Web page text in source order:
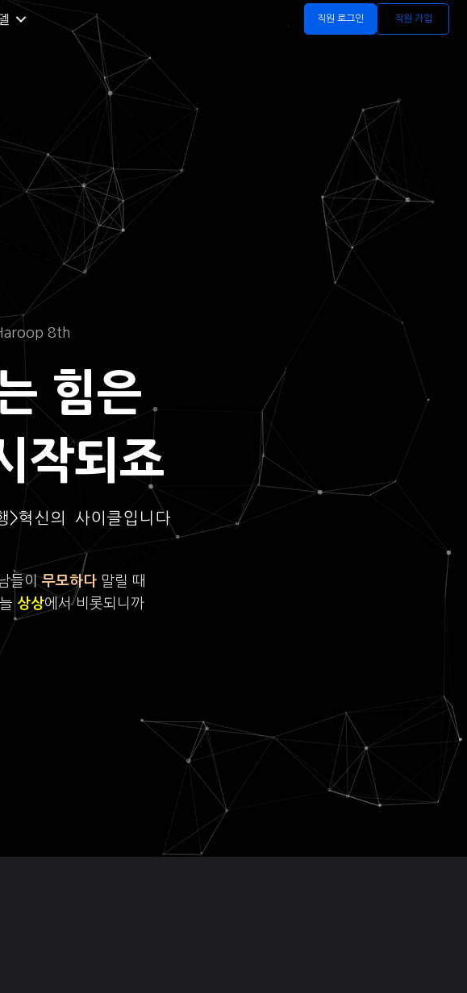
직원 로그인 직원 가입
8th
힘은
작되죠
>혁신의 사이클입니다
들이무모하다 말릴 때
상상에서 비롯되니까